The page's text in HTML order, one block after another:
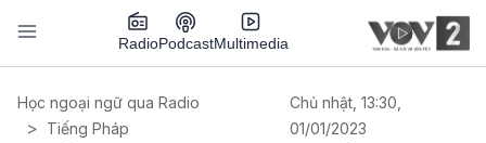
Nhảy đến nội dung
RadioPodcastMultimedia
Học ngoại ngữ qua Radio
Tiếng Pháp
Chủ nhật, 13:30,
01/01/2023